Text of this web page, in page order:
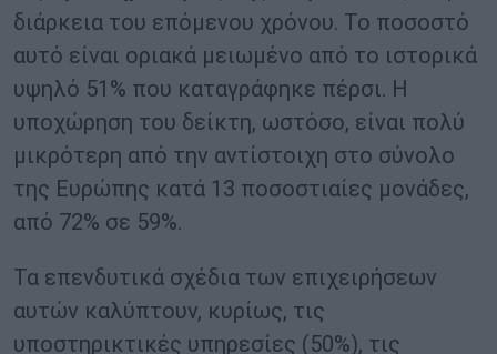
διάρκεια του επόμενου χρόνου. Το ποσοστό
αυτό είναι οριακά μειωμένο από το ιστορικά
υψηλό 51% που καταγράφηκε πέρσι. Η
υποχώρηση του δείκτη, ωστόσο, είναι πολύ
μικρότερη από την αντίστοιχη στο σύνολο
της Ευρώπης κατά 13 ποσοστιαίες μονάδες,
από 72% σε 59%.
Τα επενδυτικά σχέδια των επιχειρήσεων
αυτών καλύπτουν, κυρίως, τις
υποστηρικτικές υπηρεσίες (50%), τις